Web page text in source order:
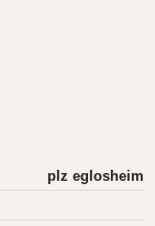
plz eglosheim